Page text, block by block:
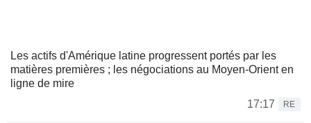
Les actifs d'Amérique latine progressent portés par les
matières premières ; les négociations au Moyen-Orient en
ligne de mire
17:17
RE